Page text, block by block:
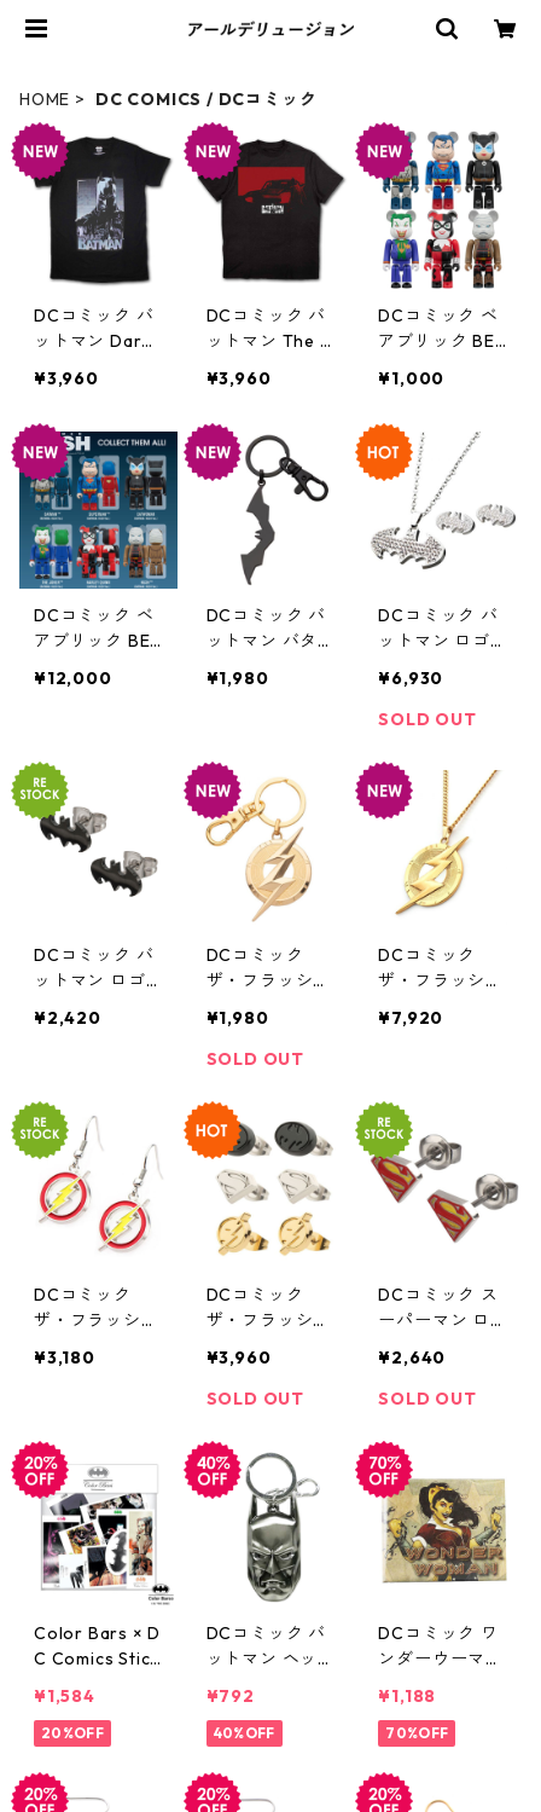
HOME DC COMICS / DCコミック
DCコミック バ
ットマン Dark
ツ ブラック DC
ル グッズ
¥3,960
DCコミック バ
ットマン The B
Tシャツ ブラッ
OMICS アパレ
ル グッズ
¥3,960
DCコミック ベ
アブリック BE
E BATMAN HUS
ア 単品（1個）
DC COMICS
¥1,000
DCコミック ベ
アブリック BE
E BATMAN HUS
ックス DC CO
MICS
¥12,000
DCコミック バ
ットマン バタ
ーリング DC C
¥1,980
DCコミック バ
ットマン ロゴ
アスセット DC
COMICS
¥6,930
SOLD OUT
DCコミック バ
ットマン ロゴ
ク DC COMICS
¥2,420
DCコミック
ザ・フラッシュ
グ DC COMICS
キーホルダー
¥1,980
SOLD OUT
DCコミック
ザ・フラッシュ
ス DC COMICS
¥7,920
DCコミック
ザ・フラッシュ
ピアス DC CO
¥3,180
DCコミック
ザ・フラッシュ
ト バットマン
スーパーマン D
¥3,960
SOLD OUT
DCコミック ス
ーパーマン ロ
ス DC COMICS
¥2,640
SOLD OUT
Color Bars × D
C Comics Stick
カーパック DC
コミックス カ
¥1,584
20%OFF
DCコミック バ
ットマン ヘッ
C COMICS
¥792
40%OFF
DCコミック ワ
ンダーウーマン
ット 財布 プレ
ビュー限定 DC
¥1,188
70%OFF